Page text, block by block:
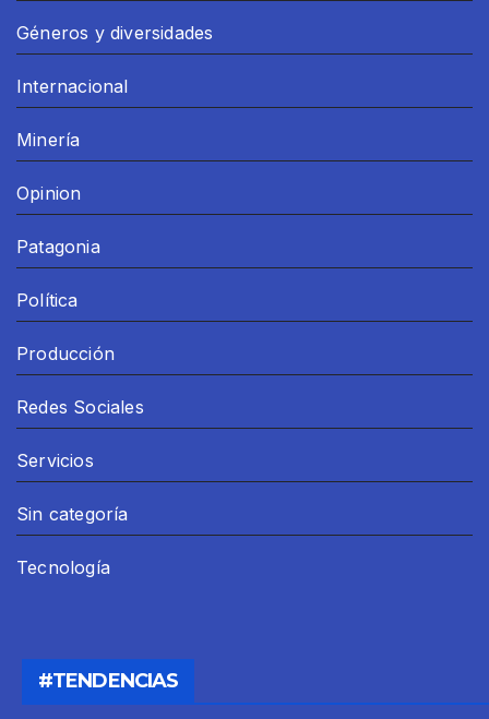
Géneros y diversidades
Internacional
Minería
Opinion
Patagonia
Política
Producción
Redes Sociales
Servicios
Sin categoría
Tecnología
#TENDENCIAS